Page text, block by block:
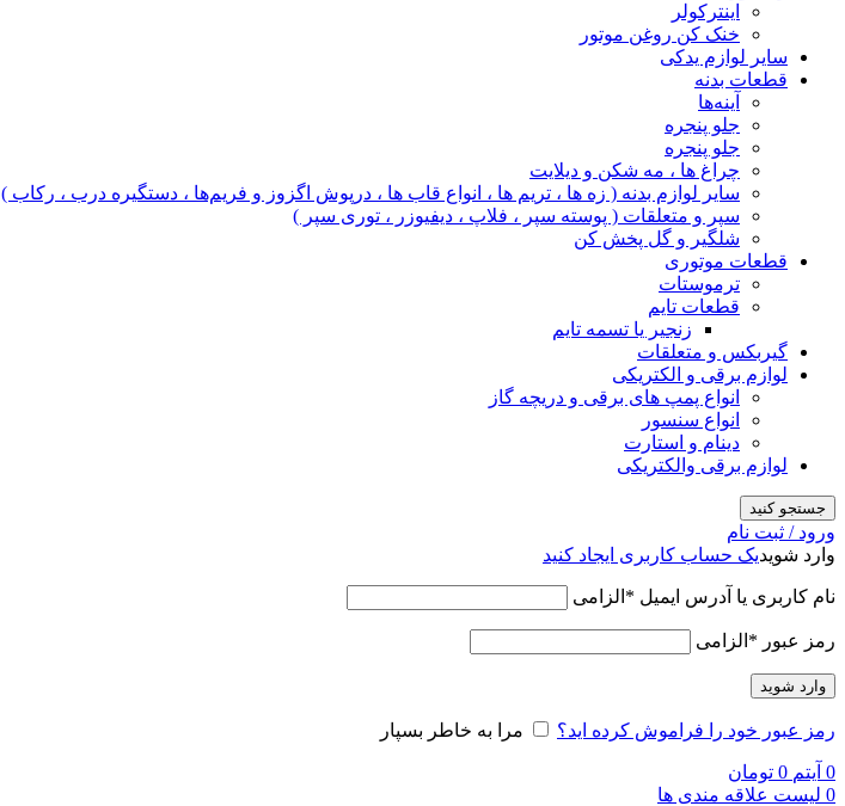
اینترکولر
خنک کن روغن موتور
سایر لوازم یدکی
قطعات بدنه
آینه‌ها
جلو پنجره
جلو پنجره
چراغ‌ ها ، مه‌ شکن و دیلایت
سایر لوازم بدنه ( زه ها ، تریم ها ، انواع قاب ها ، درپوش اگزوز و فریم‌ها ، دستگیره درب ، رکاب )
سپر و متعلقات ( پوسته سپر ، فلاپ ، دیفیوزر ، توری سپر )
شلگیر و گل‌ پخش‌ کن
قطعات موتوری
ترموستات
قطعات تایم
زنجیر یا تسمه تایم
گیربکس و متعلقات
لوازم برقی و الکتریکی
انواع پمپ های برقی و دریچه گاز
انواع سنسور
دینام و استارت
لوازم برقی والکتریکی
جستجو کنید
ورود / ثبت نام
وارد شویدیک حساب کاربری ایجاد کنید
نام کاربری یا آدرس ایمیل * الزامی
رمز عبور * الزامی
وارد شوید
رمز عبور خود را فراموش کرده اید؟ مرا به خاطر بسپار
0 آیتم 0 تومان
0 لیست علاقه مندی ها